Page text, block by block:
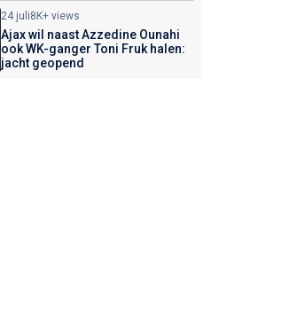
24 juli8K+ views
Ajax wil naast Azzedine Ounahi
ook WK-ganger Toni Fruk halen:
jacht geopend